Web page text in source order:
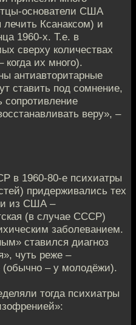
основатели США
лечить Ксанаксом) и
1960-х. Т.е. в
сверху количествах
их много).
антиавторитарные
ставить под сомнение,
сопротивление
веру», –
в 1960-80-е психиатры
придерживались тех
из США –
(в случае СССР)
заболеванием.
ставился диагноз
чуть реже –
(обычно – у молодёжи).
тогда психиатры